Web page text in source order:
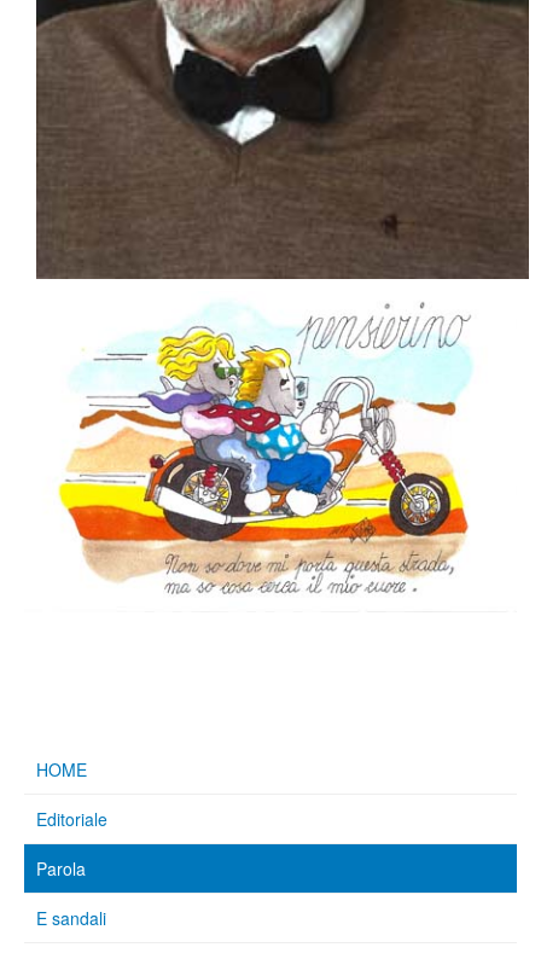
HOME
Editoriale
Parola
E sandali